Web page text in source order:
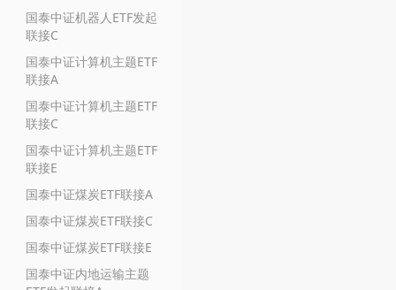
国泰中证机器人ETF发起
联接C
国泰中证计算机主题ETF
联接A
国泰中证计算机主题ETF
联接C
国泰中证计算机主题ETF
联接E
国泰中证煤炭ETF联接A
国泰中证煤炭ETF联接C
国泰中证煤炭ETF联接E
国泰中证内地运输主题